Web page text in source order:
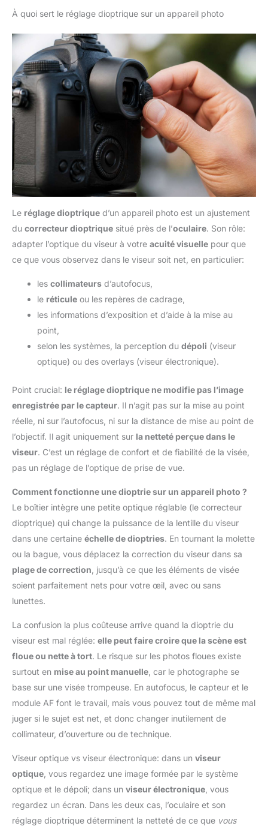
À quoi sert le réglage dioptrique sur un appareil photo
Le réglage dioptrique d’un appareil photo est un ajustement
du correcteur dioptrique situé près de l’oculaire. Son rôle:
adapter l’optique du viseur à votre acuité visuelle pour que
ce que vous observez dans le viseur soit net, en particulier:
les collimateurs d’autofocus,
le réticule ou les repères de cadrage,
les informations d’exposition et d’aide à la mise au
point,
selon les systèmes, la perception du dépoli (viseur
optique) ou des overlays (viseur électronique).
Point crucial: le réglage dioptrique ne modifie pas l’image
enregistrée par le capteur. Il n’agit pas sur la mise au point
réelle, ni sur l’autofocus, ni sur la distance de mise au point de
l’objectif. Il agit uniquement sur la netteté perçue dans le
viseur. C’est un réglage de confort et de fiabilité de la visée,
pas un réglage de l’optique de prise de vue.
Comment fonctionne une dioptrie sur un appareil photo ?
Le boîtier intègre une petite optique réglable (le correcteur
dioptrique) qui change la puissance de la lentille du viseur
dans une certaine échelle de dioptries. En tournant la molette
ou la bague, vous déplacez la correction du viseur dans sa
plage de correction , jusqu’à ce que les éléments de visée
soient parfaitement nets pour votre œil, avec ou sans
lunettes.
La confusion la plus coûteuse arrive quand la dioptrie du
viseur est mal réglée: elle peut faire croire que la scène est
floue ou nette à tort. Le risque sur les photos floues existe
surtout en mise au point manuelle , car le photographe se
base sur une visée trompeuse. En autofocus, le capteur et le
module AF font le travail, mais vous pouvez tout de même mal
juger si le sujet est net, et donc changer inutilement de
collimateur, d’ouverture ou de technique.
Viseur optique vs viseur électronique: dans un viseur
optique , vous regardez une image formée par le système
optique et le dépoli; dans un viseur électronique , vous
regardez un écran. Dans les deux cas, l’oculaire et son
réglage dioptrique déterminent la netteté de ce que vous